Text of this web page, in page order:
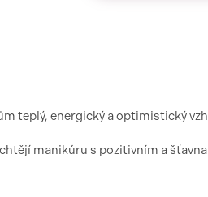
teplý, energický a optimistický
manikúru s pozitivním a